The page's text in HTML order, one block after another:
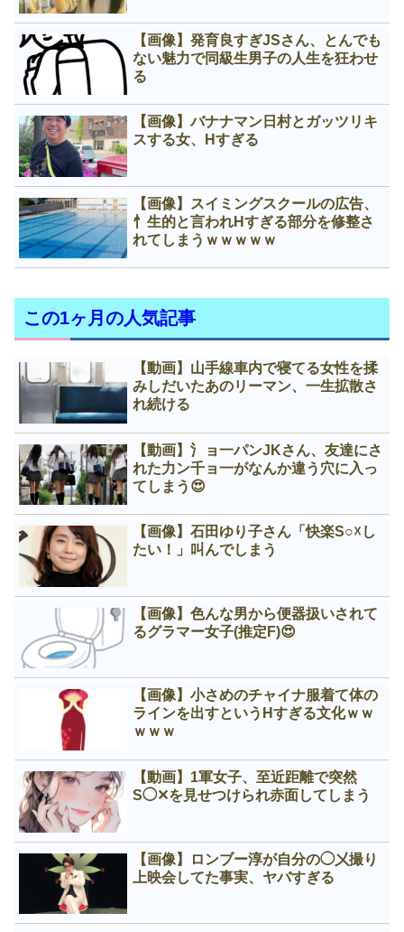
【画像】発育良すぎJSさん、とんでも
ない魅力で同級生男子の人生を狂わせ
る
【画像】バナナマン日村とガッツリキ
スする女、Нすぎる
【画像】スイミングスクールの広告、
忄生的と言われНすぎる部分を修整さ
れてしまうｗｗｗｗｗ
この1ヶ月の人気記事
【動画】山手線車内で寝てる女性を揉
みしだいたあのリーマン、一生拡散さ
れ続ける
【動画】氵ョ一パンJKさん、友達にさ
れた力ン千ョ一がなんか違う穴に入っ
てしまう😍
【画像】石田ゆり子さん「快楽S○☓し
たい！」叫んでしまう
【画像】色んな男から便器扱いされて
るグラマー女子(推定F)😍
【画像】小さめのチャイナ服着て体の
ラインを出すというНすぎる文化ｗｗ
ｗｗｗ
【動画】1軍女子、至近距離で突然
S◯✕を見せつけられ赤面してしまう
【画像】ロンブー淳が自分の◯㐅撮り
上映会してた事実、ヤバすぎる